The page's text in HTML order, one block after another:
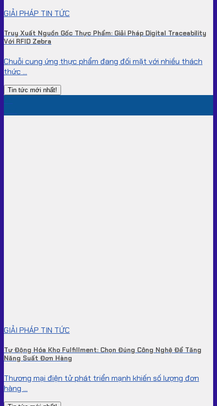
GIẢI PHÁP TIN TỨC
Truy Xuất Nguồn Gốc Thực Phẩm: Giải Pháp Digital Traceability
Với RFID Zebra
Chuỗi cung ứng thực phẩm đang đối mặt với nhiều thách
thức ...
Tin tức mới nhất!
GIẢI PHÁP TIN TỨC
Tự Động Hóa Kho Fulfillment: Chọn Đúng Công Nghệ Để Tăng
Năng Suất Đơn Hàng
Thương mại điện tử phát triển mạnh khiến số lượng đơn
hàng ...